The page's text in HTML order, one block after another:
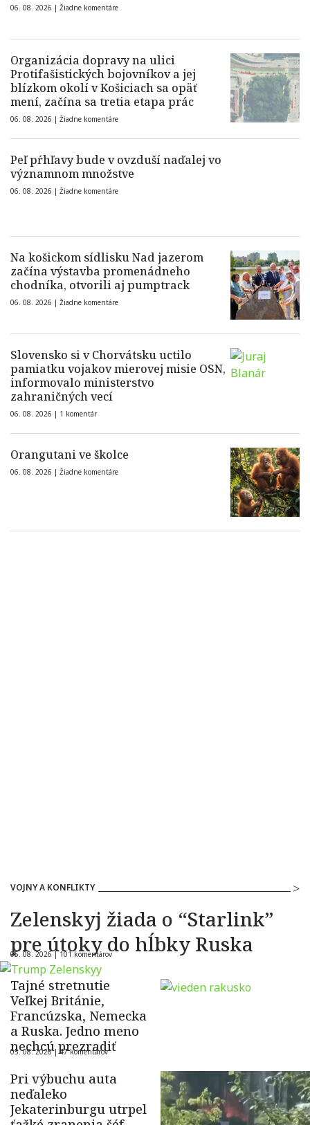
06. 08. 2026 | Žiadne komentáre
Organizácia dopravy na ulici
Protifašistických bojovníkov a jej
blízkom okolí v Košiciach sa opäť
mení, začína sa tretia etapa prác
06. 08. 2026 | Žiadne komentáre
Peľ pŕhľavy bude v ovzduší naďalej vo
významnom množstve
06. 08. 2026 | Žiadne komentáre
Na košickom sídlisku Nad jazerom
začína výstavba promenádneho
chodníka, otvorili aj pumptrack
06. 08. 2026 | Žiadne komentáre
Slovensko si v Chorvátsku uctilo
pamiatku vojakov mierovej misie OSN,
informovalo ministerstvo
zahraničných vecí
06. 08. 2026 | 1 komentár
Orangutani ve školce
06. 08. 2026 | Žiadne komentáre
VOJNY A KONFLIKTY
Zelenskyj žiada o “Starlink”
pre útoky do hĺbky Ruska
05. 08. 2026 |101 komentárov
Tajné stretnutie
Veľkej Británie,
Francúzska, Nemecka
a Ruska. Jedno meno
nechcú prezradiť
05. 08. 2026 |47 komentárov
Pri výbuchu auta
neďaleko
Jekaterinburgu utrpel